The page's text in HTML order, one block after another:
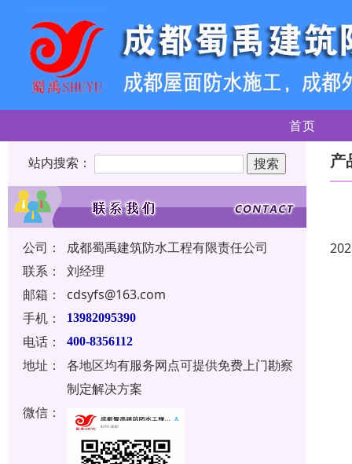
首页
站内搜索：
公司：
成都蜀禹建筑防水工程有限责任公司
联系：
刘经理
邮箱：
cdsyfs@163.com
手机：
13982095390
电话： 400-8356112
地址：
各地区均有服务网点可提供免费上门勘察
制定解决方案
微信：
产